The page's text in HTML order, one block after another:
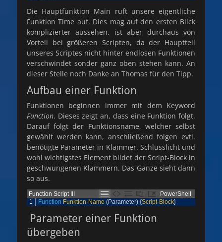
Die Hauptfunktion Main ruft unsere eigentliche
Funktion Time auf. Dies mag auf den ersten Blick
komplizierter aussehen, ist aber durchaus von
Vorteil bei größeren Scripten, da der Hauptteil
unseres Scriptes nicht hinter endlosen Funktionen
verschwindet sonder ganz oben stehen kann. An
dieser Stelle noch Danke an Thomas für den Tipp.
Aufbau einer Funktion
Funktionen beginnen immer mit dem Keyword
Function. Dieses zeigt an, dass eine Funktion folgt.
Darauf folgt der Funktionsname, welcher selbst
gewählt werden kann, anschließend folgen evtl.
benötigte Parameter in Klammer. Schlusslicht und
wohl wichtigstes Element bildet der Script-Block in
geschwungenen Klammern. Das Ganze sieht dann
so aus.
Function Script III
PowerShell
1
Function Funktion-Name (Parameter) {Script-Block}
Parameter einer Funktion
übergeben